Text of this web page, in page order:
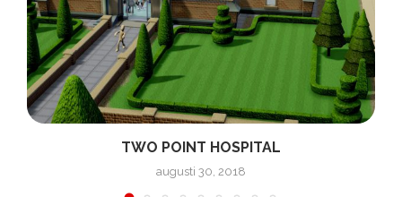
TWO POINT HOSPITAL
augusti 30, 2018